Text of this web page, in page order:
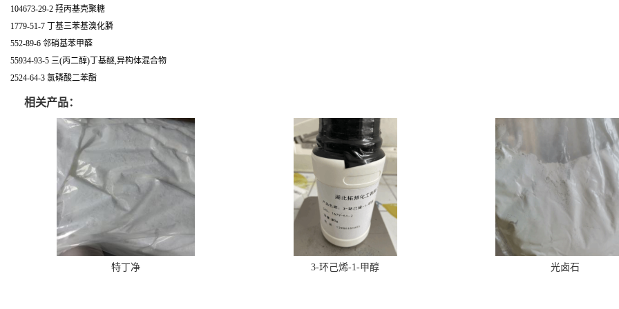
104673-29-2 羟丙基壳聚糖
1779-51-7 丁基三苯基溴化膦
552-89-6 邻硝基苯甲醛
55934-93-5 三(丙二醇)丁基醚,异构体混合物
2524-64-3 氯磷酸二苯酯
相关产品：
特丁净 3-环己烯-1-甲醇 光卤石